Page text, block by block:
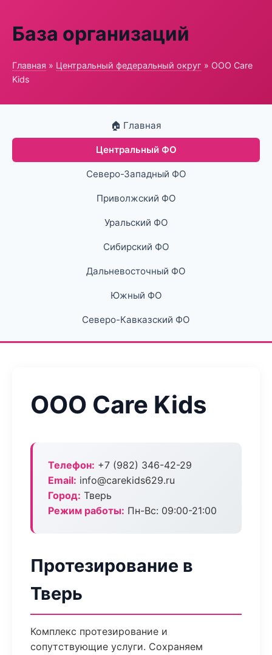
База организаций
Главная » Центральный федеральный округ » ООО Care
Kids
🏠 Главная
Центральный ФО
Северо-Западный ФО
Приволжский ФО
Уральский ФО
Сибирский ФО
Дальневосточный ФО
Южный ФО
Северо-Кавказский ФО
ООО Care Kids
Телефон: +7 (982) 346-42-29
Email: info@carekids629.ru
Город: Тверь
Режим работы: Пн-Вс: 09:00-21:00
Протезирование в
Тверь
Комплекс протезирование и
сопутствующие услуги. Сохраняем